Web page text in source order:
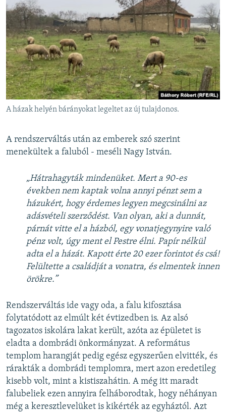
A házak helyén bárányokat legeltet az új tulajdonos.
A rendszerváltás után az emberek szó szerint
menekültek a faluból - meséli Nagy István.
„Hátrahagyták mindenüket. Mert a 90-es
években nem kaptak volna annyi pénzt sem a
házukért, hogy érdemes legyen megcsinálni az
adásvételi szerződést. Van olyan, aki a dunnát,
párnát vitte el a házból, egy vonatjegynyire való
pénz volt, úgy ment el Pestre élni. Papír nélkül
adta el a házát. Kapott érte 20 ezer forintot és csá!
Felültette a családját a vonatra, és elmentek innen
örökre.”
Rendszerváltás ide vagy oda, a falu kifosztása
folytatódott az elmúlt két évtizedben is. Az alsó
tagozatos iskolára lakat került, azóta az épületet is
eladta a dombrádi önkormányzat. A református
templom harangját pedig egész egyszerűen elvitték, és
rárakták a dombrádi templomra, mert azon eredetileg
kisebb volt, mint a kistiszahátin. A még itt maradt
falubeliek ezen annyira felháborodtak, hogy néhányan
még a keresztlevelüket is kikérték az egyháztól. Azt